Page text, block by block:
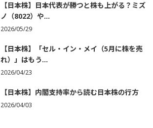
【日本株】日本代表が勝つと株も上がる？ミズ
ノ（8022）や...
2026/05/29
【日本株】「セル・イン・メイ（5月に株を売
れ）」はもう...
2026/04/23
【日本株】内閣支持率から読む日本株の行方
2026/04/03